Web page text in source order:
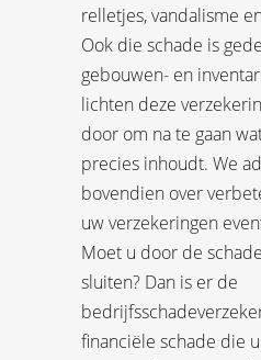
relletjes, vandalisme
Ook die schade is
gebouwen- en
lichten deze
door om na te gaan
precies inhoudt. We
bovendien over
uw verzekeringen
Moet u door de
sluiten? Dan is er de
financiële schade die